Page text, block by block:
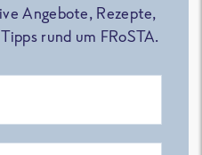
Angebote, Rezepte,
rund um FRoSTA.